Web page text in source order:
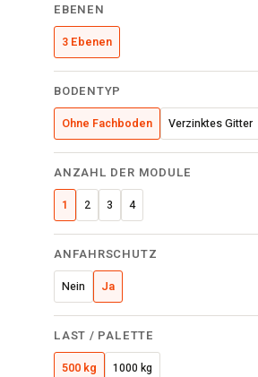
EBENEN
3 Ebenen
BODENTYP
Ohne Fachboden Verzinktes Gitter
ANZAHL DER MODULE
1 2 3 4
ANFAHRSCHUTZ
Nein Ja
LAST / PALETTE
500 kg 1000 kg